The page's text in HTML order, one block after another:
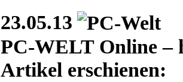
23.05.13
PC-WELT Online –
Artikel erschienen: